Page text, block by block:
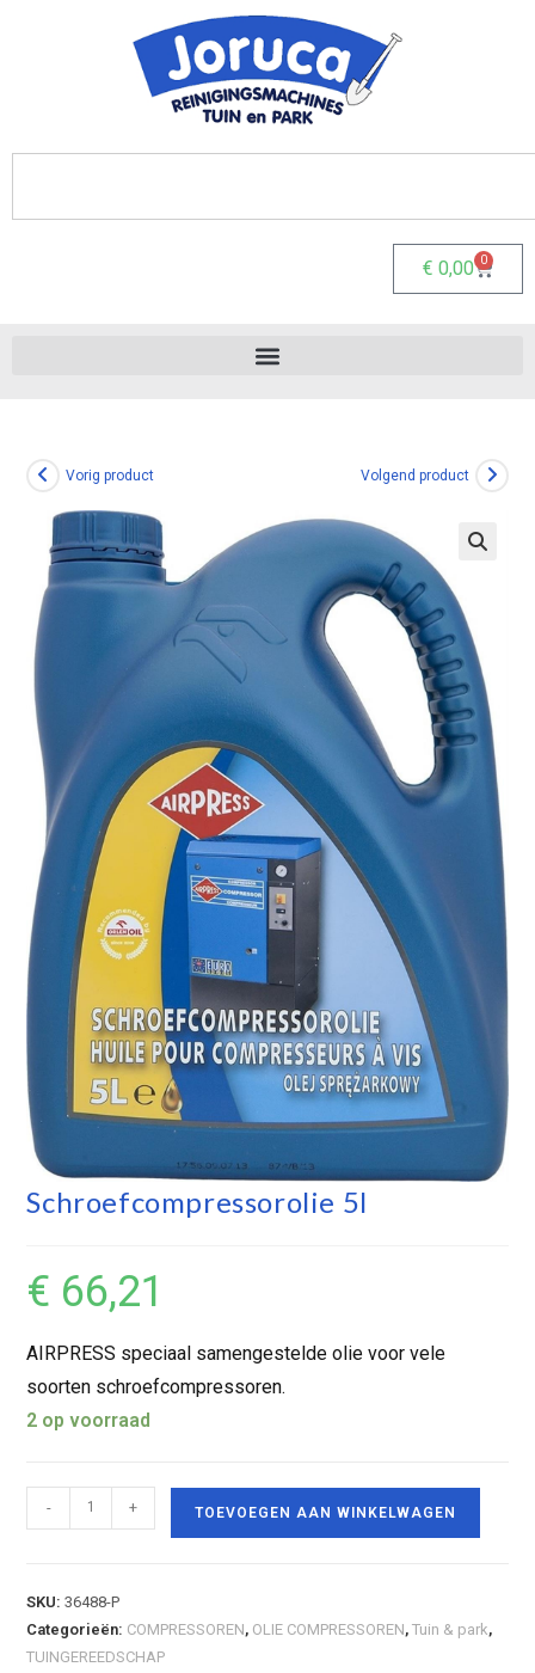
€ 0,00 0
Vorig product Volgend product
Schroefcompressorolie 5l
€ 66,21
AIRPRESS speciaal samengestelde olie voor vele
soorten schroefcompressoren.
2 op voorraad
- + TOEVOEGEN AAN WINKELWAGEN
SKU:36488-P
Categorieën: COMPRESSOREN, OLIE COMPRESSOREN,Tuin & park,
TUINGEREEDSCHAP